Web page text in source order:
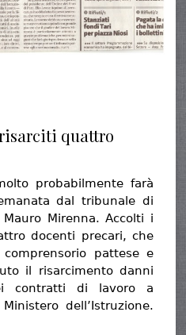
quattro
probabilmente farà
dal tribunale di
Mirenna. Accolti i
docenti precari, che
pattese e
il risarcimento danni
contratti di lavoro a
dell’Istruzione.